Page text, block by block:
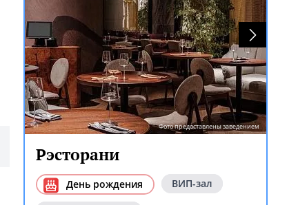
Фото предоставлены заведением
Рэсторани
День рождения ВИП-зал